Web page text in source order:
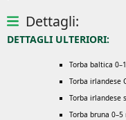
Dettagli:
DETTAGLI ULTERIORI:
Torba baltica
Torba irlandese
Torba irlandese
Torba bruna 0–5